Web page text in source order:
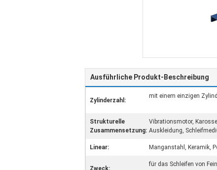
Ausführliche Produkt-Beschreibung
Zylinderzahl:
mit einem einzigen
Strukturelle
Zusammensetzung:
Vibrationsmotor,
Auskleidung,
Linear: Manganstahl, Keramik,
Zweck:
für das Schleifen von